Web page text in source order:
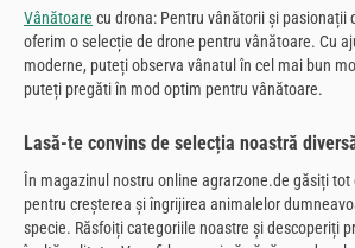
Vânătoare cu drona: Pentru vânătorii și pasionații
oferim o selecție de drone pentru vânătoare. Cu
moderne, puteți observa vânatul în cel mai bun
puteți pregăti în mod optim pentru vânătoare.
Lasă-te convins de selecția noastră
În magazinul nostru online agrarzone.de găsiți tot
pentru creșterea și îngrijirea animalelor
specie. Răsfoiți categoriile noastre și descoperiți